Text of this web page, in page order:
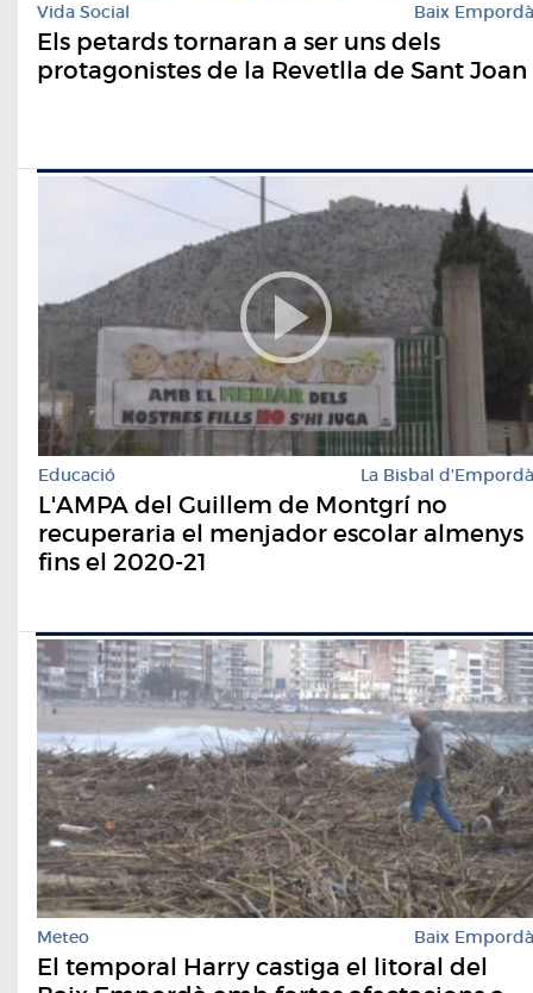
Vida Social Baix Empordà
Els petards tornaran a ser uns dels
protagonistes de la Revetlla de Sant Joan
Educació La Bisbal d'Empordà
L'AMPA del Guillem de Montgrí no
recuperaria el menjador escolar almenys
fins el 2020-21
Meteo Baix Empordà
El temporal Harry castiga el litoral del